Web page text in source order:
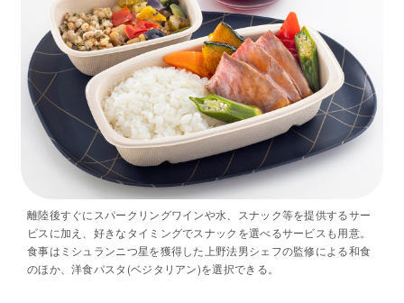
離陸後すぐにスパークリングワインや水、スナック等を提供するサー
ビスに加え、好きなタイミングでスナックを選べるサービスも用意。
食事はミシュランニつ星を獲得した上野法男シェフの監修による和食
のほか、洋食パスタ(ベジタリアン)を選択できる。